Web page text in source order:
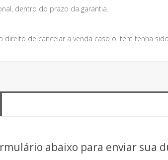
dentro do prazo da garantia.
direito de cancelar a venda caso o item tenha
abaixo para enviar sua